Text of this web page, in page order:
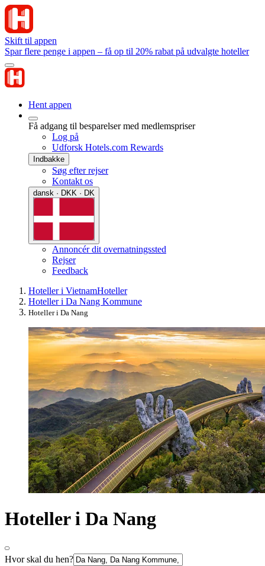
Skift til appen
Spar flere penge i appen – få op til 20% rabat på udvalgte hoteller
Hent appen
Få adgang til besparelser med medlemspriser
Log på
Udforsk Hotels.com Rewards
Indbakke
Søg efter rejser
Kontakt os
dansk · DKK · DK
Annoncér dit overnatningssted
Rejser
Feedback
Hoteller i VietnamHoteller
Hoteller i Da Nang Kommune
Hoteller i Da Nang
Hoteller i Da Nang
Hvor skal du hen?